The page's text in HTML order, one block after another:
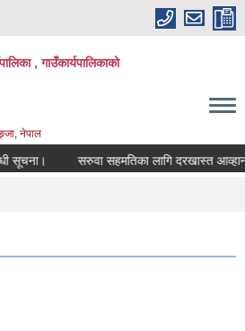
, गाउँकार्यपालिकाको
नेपाल
सरुवा सहमतिका लागि दरखास्त आव्हान